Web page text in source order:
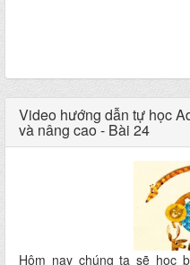
Video hướng dẫn tự học
và nâng cao - Bài 24
Hôm nay chúng ta sẽ học